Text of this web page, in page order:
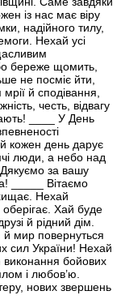
із нас має віру
надійного тилу,
Нехай усі
береже щомить,
не посміє йти,
й сподівання,
честь, відвагу
____ У День
кожен день дарує
люди, а небо над
за вашу
_____ Вітаємо
Нехай
оберігає. Хай буде
й рідний дім.
мир повернуться
сил України! Нехай
виконання бойових
і любов’ю.
нових звершень